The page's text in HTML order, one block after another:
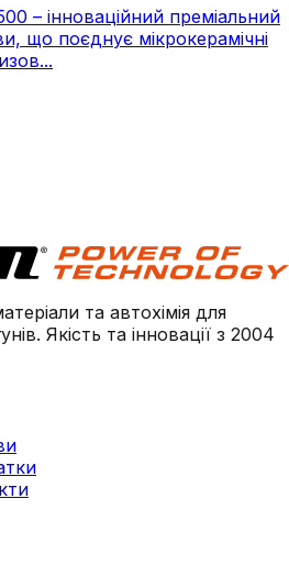
– інноваційний преміальний
що поєднує мікрокерамічні
та автохімія для
Якість та інновації з 2004